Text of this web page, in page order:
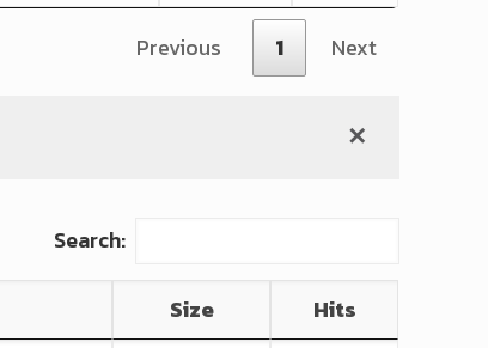
Previous 1 Next
✕
Search:
Size
Hits